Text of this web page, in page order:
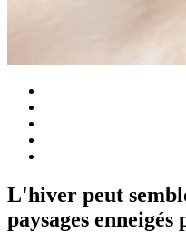
L'hiver peut
paysages